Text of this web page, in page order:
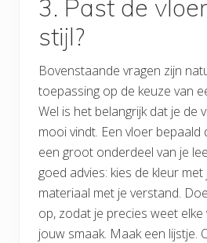
3. Past de
stijl?
Bovenstaande vragen zijn
toepassing op de keuze van
Wel is het belangrijk dat je de
mooi vindt. Een vloer bepaald
een groot onderdeel van je
goed advies: kies de kleur
materiaal met je verstand.
op, zodat je precies weet
jouw smaak. Maak een lijstje.